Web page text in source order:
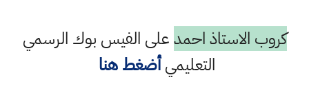
كروب الاستاذ احمدعلى الفيس بوك الرسمي
التعليميأضغط هنا